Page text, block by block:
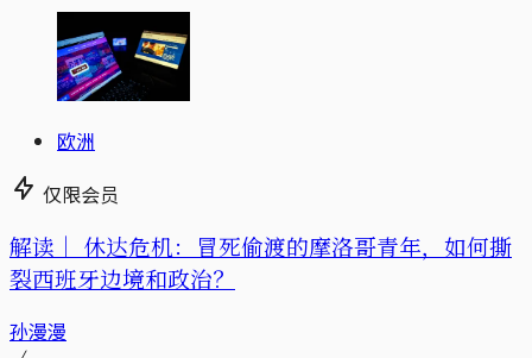
欧洲
仅限会员
解读｜ 休达危机：冒死偷渡的摩洛哥青年，如何撕
裂西班牙边境和政治？
孙漫漫